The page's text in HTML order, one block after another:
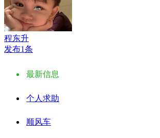
程东升
发布1条
最新信息
个人求助
顺风车